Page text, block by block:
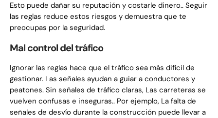
Esto puede dañar su reputación y costarle dinero.. Seguir
las reglas reduce estos riesgos y demuestra que te
preocupas por la seguridad.
Mal control del tráfico
Ignorar las reglas hace que el tráfico sea más difícil de
gestionar. Las señales ayudan a guiar a conductores y
peatones. Sin señales de tráfico claras, Las carreteras se
vuelven confusas e inseguras.. Por ejemplo, La falta de
señales de desvío durante la construcción puede llevar a